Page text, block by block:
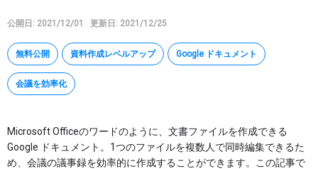
Google タスク
AppSheet Google Apps Script
特集
公開日: 2021/12/01 更新日: 2021/12/25
無料公開 資料作成レベルアップ Google ドキュメント
会議を効率化
Microsoft Officeのワードのように、文書ファイルを作成できる
Google ドキュメント。1つのファイルを複数人で同時編集できるた
め、会議の議事録を効率的に作成することができます。この記事で